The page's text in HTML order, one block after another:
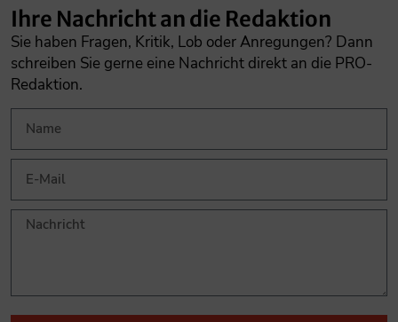
Ihre Nachricht an die Redaktion
Sie haben Fragen, Kritik, Lob oder Anregungen? Dann
schreiben Sie gerne eine Nachricht direkt an die PRO-
Redaktion.